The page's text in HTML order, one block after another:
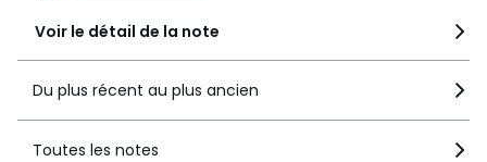
Voir le détail de la note
Du plus récent au plus ancien
Toutes les notes